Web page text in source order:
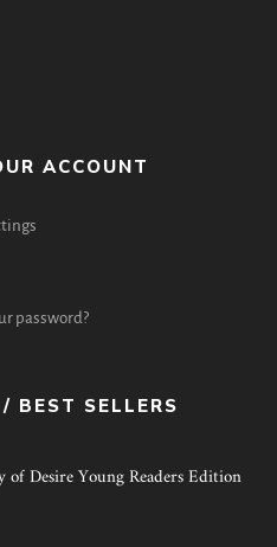
ACCOUNT
password?
BEST SELLERS
of Desire Young Readers Edition